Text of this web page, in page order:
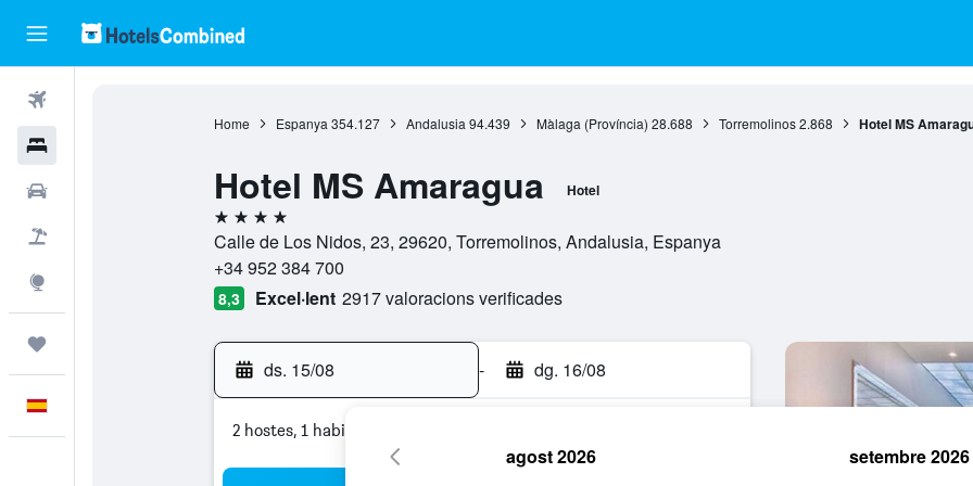
Home Espanya 354.127 Andalusia 94.439 Màlaga (Província) 28.688 Torremolinos 2.868 Hotel MS
Hotel MS Amaragua Hotel
4 estrelles
Calle de Los Nidos, 23, 29620, Torremolinos, Andalusia, Espanya
+34 952 384 700
8,3 Excel·lent 2917 valoracions verificades
ds. 15/08 - dg. 16/08
2 hostes, 1 habitació
agost 2026 setembre 2026